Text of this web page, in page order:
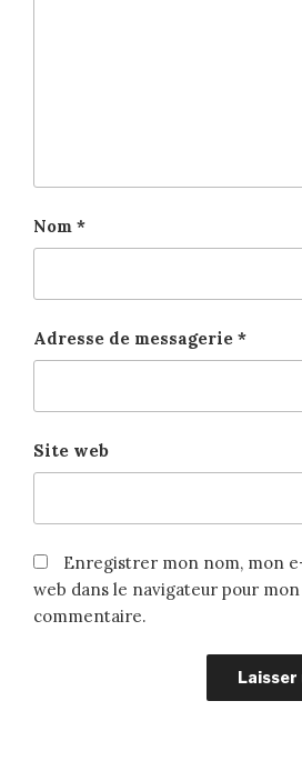
Nom *
Adresse de messagerie *
Site web
Enregistrer mon nom, mon
web dans le navigateur pour
commentaire.